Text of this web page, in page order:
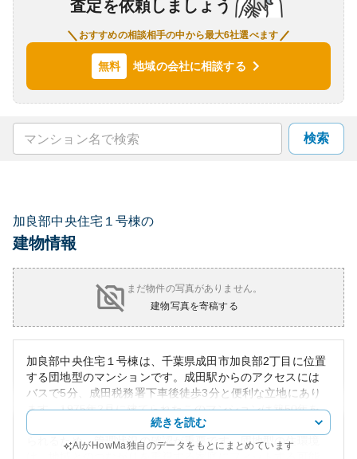
査定を依頼しましょう
おすすめの相談相手の中から最大6社選べます
無料 地域の会社に相談する
検索
加良部中央住宅１号棟の
建物情報
まだ物件の写真がありません。
建物写真を寄稿する
加良部中央住宅１号棟は、千葉県成田市加良部2丁目に位置
する団地型のマンションです。成田駅からのアクセスには
バスで5分、成田税務署下車後徒歩3分と便利な立地にあり
ます。1975年2月に建てられたこのマンションは築50年を
迎えます。建物は古く、それに伴う維持管理の課題も考え
られるため、管理状況の確認が重要です。団地型の住環境
続きを読む
AIがHowMa独自のデータをもとにまとめています